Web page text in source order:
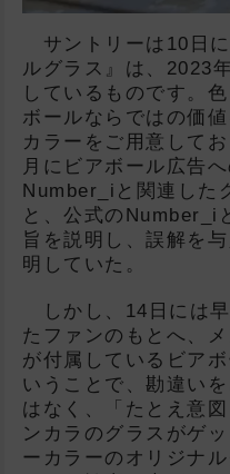
サントリーは10日
ルグラス』は、2023
しているものです。
ボールならではの価
カラーをご用意して
月にビアボール広告
Number_iと関連した
と、公式のNumber_i
旨を説明し、誤解を
明していた。
しかし、14日には
たファンのもとへ、
が付属しているビア
いうことで、勘違い
はなく、「たとえ意
ンカラのグラスがゲ
ーカラーのオリジナ